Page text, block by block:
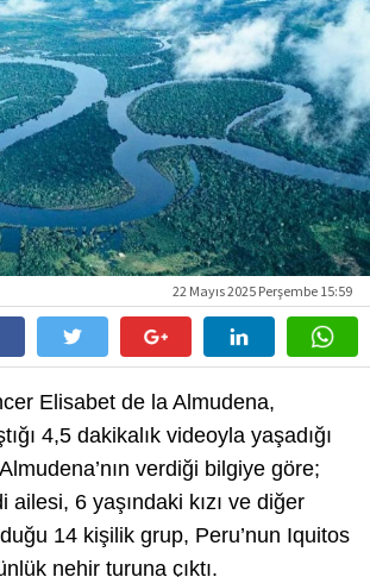
22 Mayıs 2025 Perşembe 15:59
Elisabet de la Almudena,
4,5 dakikalık videoyla yaşadığı
verdiği bilgiye göre;
ailesi, 6 yaşındaki kızı ve diğer
14 kişilik grup, Peru’nun Iquitos
nehir turuna çıktı.